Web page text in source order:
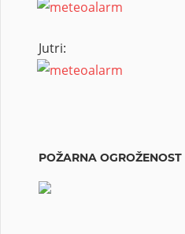
Jutri:
POŽARNA OGROŽENOST